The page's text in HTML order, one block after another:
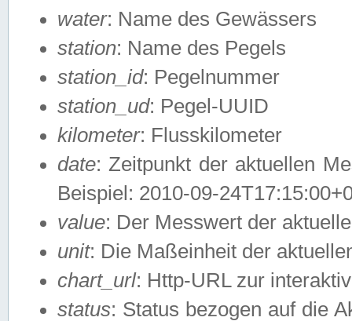
water: Name des Gewässers
station: Name des Pegels
station_id: Pegelnummer
station_ud: Pegel-UUID
kilometer: Flusskilometer
date: Zeitpunkt der aktuellen
Beispiel: 2010-09-
value: Der Messwert der
unit: Die Maßeinheit der
chart_url: Http-URL zur
status: Status bezogen auf die